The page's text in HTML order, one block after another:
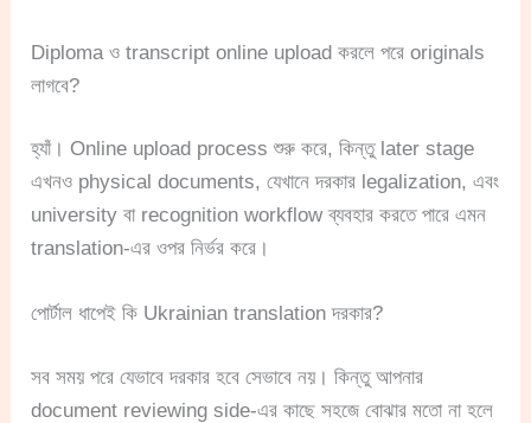
Diploma ও transcript online upload করলে পরে originals
লাগবে?
হ্যাঁ। Online upload process শুরু করে, কিন্তু later stage
এখনও physical documents, যেখানে দরকার legalization, এবং
university বা recognition workflow ব্যবহার করতে পারে এমন
translation-এর ওপর নির্ভর করে।
পোর্টাল ধাপেই কি Ukrainian translation দরকার?
সব সময় পরে যেভাবে দরকার হবে সেভাবে নয়। কিন্তু আপনার
document reviewing side-এর কাছে সহজে বোঝার মতো না হলে